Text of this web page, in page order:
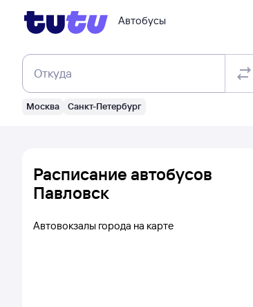
Автобусы
Откуда
Москва Санкт-Петербург
Расписание автобусов
Павловск
Автовокзалы города на карте